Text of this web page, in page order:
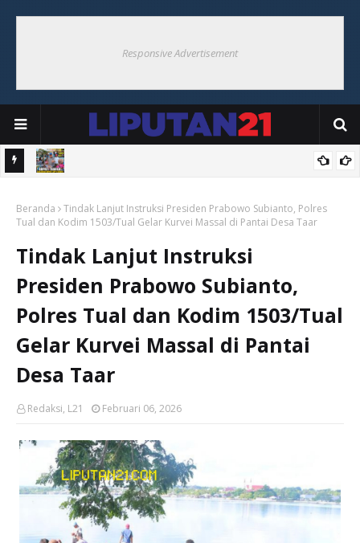
Responsive Advertisement
Warga
Beranda
Tindak Lanjut Instruksi Presiden Prabowo Subianto, Polres
Tual dan Kodim 1503/Tual Gelar Kurvei Massal di Pantai Desa Taar
Tindak Lanjut Instruksi
Presiden Prabowo Subianto,
Polres Tual dan Kodim 1503/Tual
Gelar Kurvei Massal di Pantai
Desa Taar
Redaksi, L21 Februari 06, 2026